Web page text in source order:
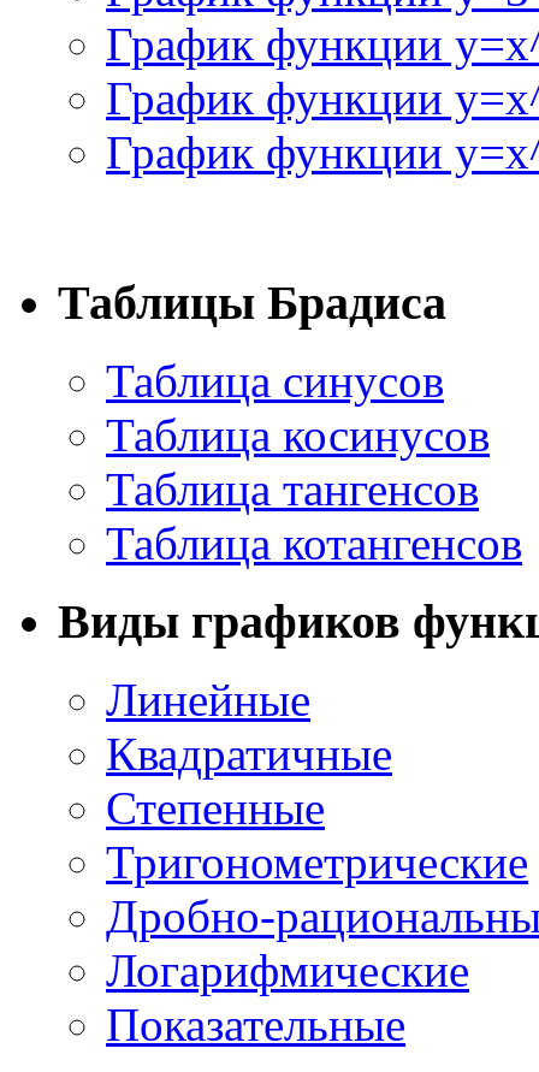
График функции
График функции
График функции
Таблицы Брадиса
Таблица синусов
Таблица косинусов
Таблица тангенсов
Таблица котангенсов
Виды графиков
Линейные
Квадратичные
Степенные
Тригонометрические
Дробно-
Логарифмические
Показательные